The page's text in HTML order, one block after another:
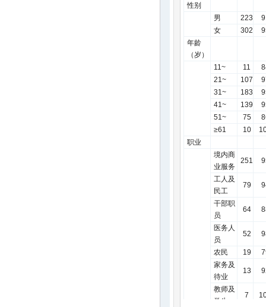
性别
男
223
女
302
年龄
（岁）
11~
11
21~
107
31~
183
41~
139
51~
75
≥61
10
职业
境内商
业服务
251
工人及
民工
79
干部职
员
64
医务人
员
52
农民 19
家务及
待业
13
教师及
学生
7